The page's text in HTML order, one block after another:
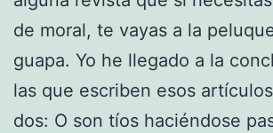
de moral, te vayas a la
guapa. Yo he llegado a la
las que escriben esos
dos: O son tíos haciéndose